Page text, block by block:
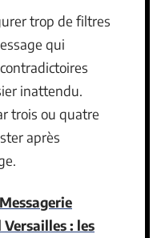
trop de filtres
qui
inattendu.
trois ou quatre
après
Messagerie
: les